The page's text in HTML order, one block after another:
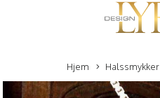
Hjem Halssmykker